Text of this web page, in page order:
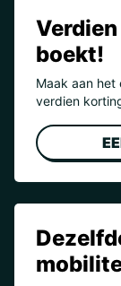
boekt!
Maak aan het
verdien